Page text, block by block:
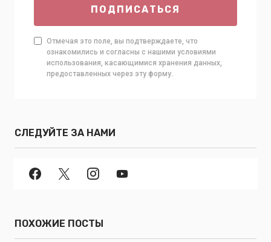
ПОДПИСАТЬСЯ
Отмечая это поле, вы подтверждаете, что
ознакомились и согласны с нашими условиями
использования, касающимися хранения данных,
предоставленных через эту форму.
СЛЕДУЙТЕ ЗА НАМИ
ПОХОЖИЕ ПОСТЫ